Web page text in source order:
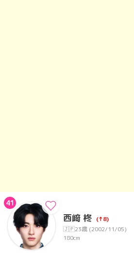
41
西﨑 柊 (↑8)
🇯🇵23歳 (2002/11/05)
180cm